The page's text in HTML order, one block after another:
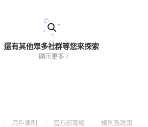
還有其他眾多社群等您來探索
顯示更多
(Open用戶準則 (Open官方部落格 (Open規則及政策(Open